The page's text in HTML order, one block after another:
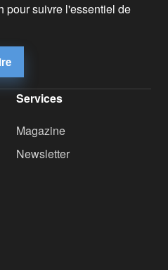
pour suivre l'essentiel de
Services
Magazine
Newsletter